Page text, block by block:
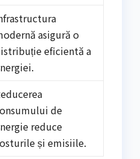
asigură o
eficientă a
de
reduce
și emisiile.